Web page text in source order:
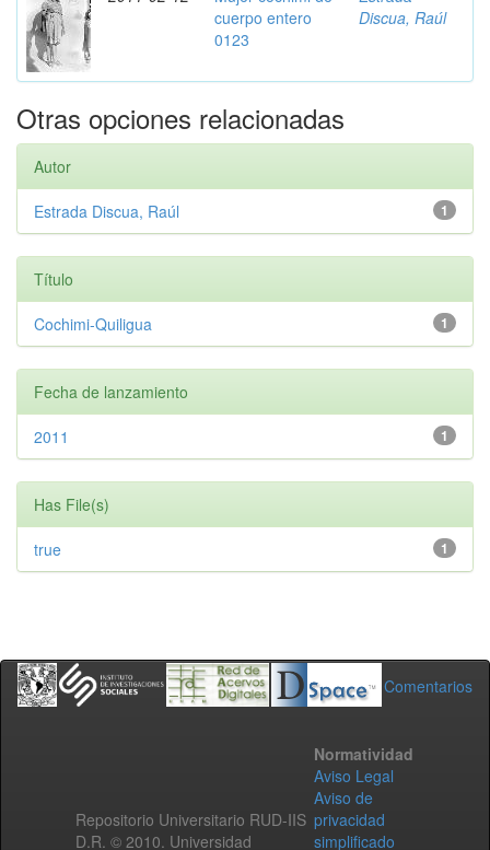
cuerpo entero
0123
Discua, Raúl
Otras opciones relacionadas
Autor
1
Estrada Discua, Raúl
Título
1
Cochimi-Quiligua
Fecha de lanzamiento
1
2011
Has File(s)
1
true
Comentarios
Repositorio Universitario RUD-IIS
D.R. © 2010. Universidad
Normatividad
Aviso Legal
Aviso de
privacidad
simplificado